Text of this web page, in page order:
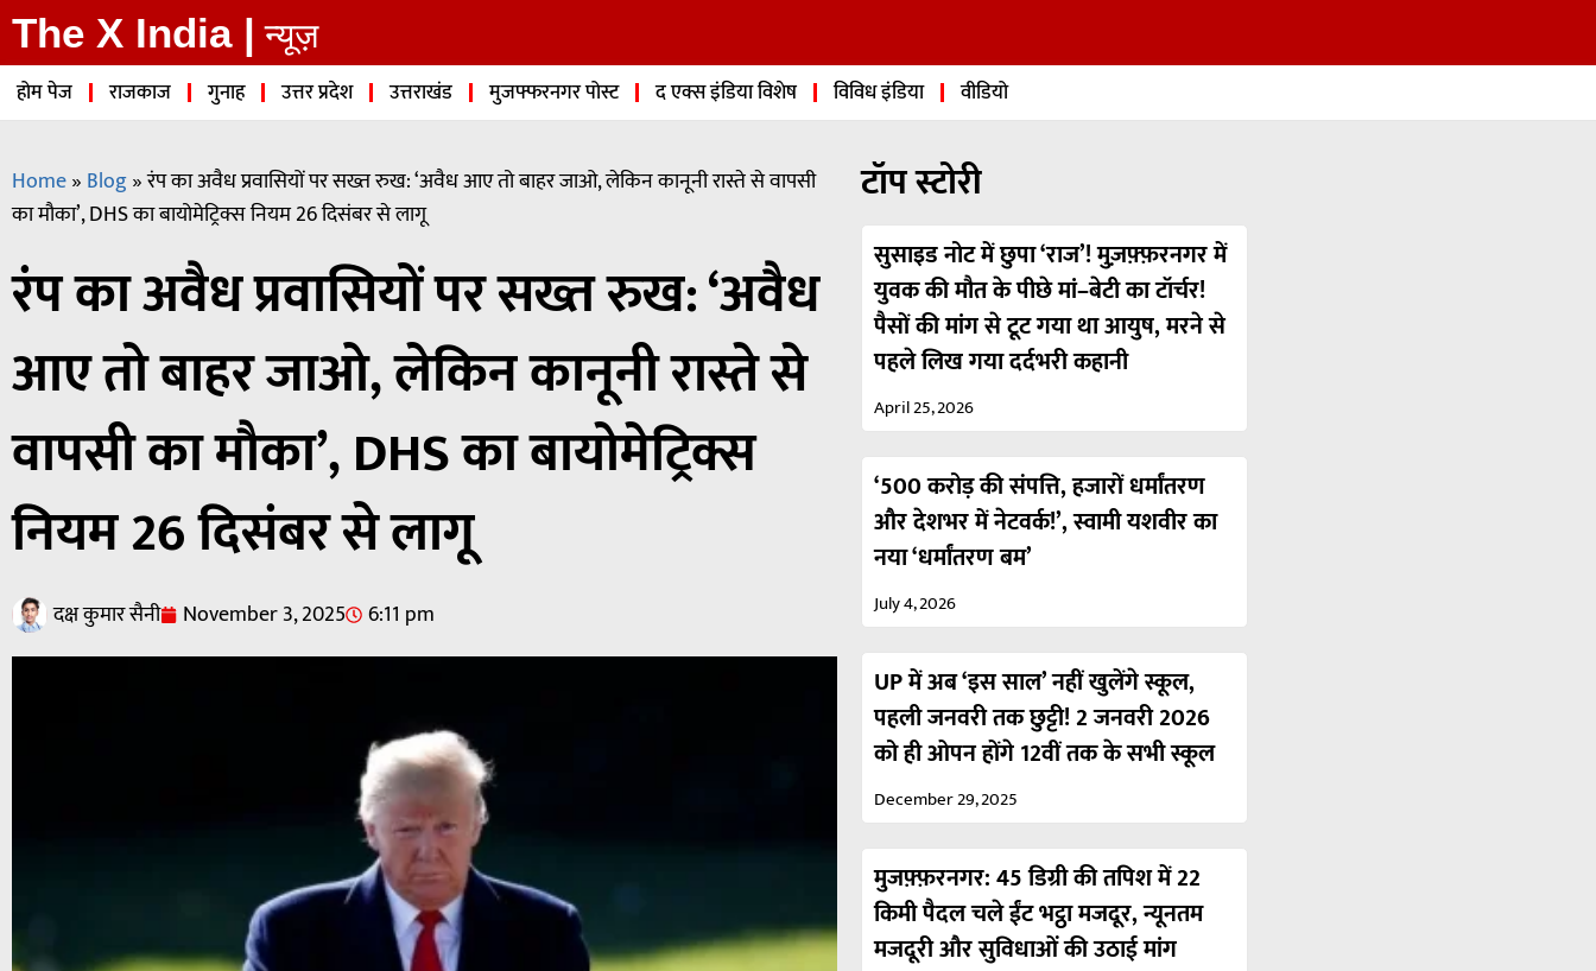
The X India | न्यूज़
होम पेज राजकाज गुनाह उत्तर प्रदेश उत्तराखंड मुजफ्फरनगर पोस्ट द एक्स इंडिया विशेष विविध इंडिया वीडियो
Home» Blog»रंप का अवैध प्रवासियों पर सख्त रुख: ‘अवैध आए तो बाहर जाओ, लेकिन कानूनी रास्ते से वापसी
का मौका’, DHS का बायोमेट्रिक्स नियम 26 दिसंबर से लागू
रंप का अवैध प्रवासियों पर सख्त रुख: ‘अवैध
आए तो बाहर जाओ, लेकिन कानूनी रास्ते से
वापसी का मौका’, DHS का बायोमेट्रिक्स
नियम 26 दिसंबर से लागू
दक्ष कुमार सैनी November 3, 2025 6:11 pm
टॉप स्टोरी
सुसाइड नोट में छुपा ‘राज’! मुज़फ़्फ़रनगर में
युवक की मौत के पीछे मां–बेटी का टॉर्चर!
पैसों की मांग से टूट गया था आयुष, मरने से
पहले लिख गया दर्दभरी कहानी
April 25, 2026
‘500 करोड़ की संपत्ति, हजारों धर्मांतरण
और देशभर में नेटवर्क!’, स्वामी यशवीर का
नया ‘धर्मांतरण बम’
July 4, 2026
UP में अब ‘इस साल’ नहीं खुलेंगे स्कूल,
पहली जनवरी तक छुट्टी! 2 जनवरी 2026
को ही ओपन होंगे 12वीं तक के सभी स्कूल
December 29, 2025
मुजफ़्फ़रनगर: 45 डिग्री की तपिश में 22
किमी पैदल चले ईंट भट्ठा मजदूर, न्यूनतम
मजदूरी और सुविधाओं की उठाई मांग